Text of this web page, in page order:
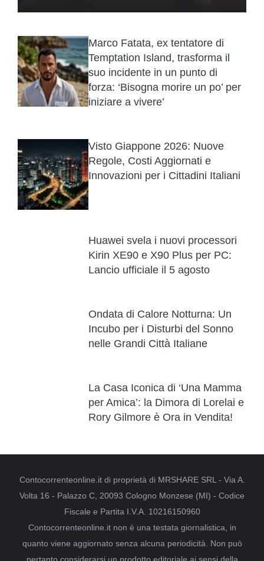
Marco Fatata, ex tentatore di
Temptation Island, trasforma il
suo incidente in un punto di
forza: ‘Bisogna morire un po’ per
iniziare a vivere’
Visto Giappone 2026: Nuove
Regole, Costi Aggiornati e
Innovazioni per i Cittadini Italiani
Huawei svela i nuovi processori
Kirin XE90 e X90 Plus per PC:
Lancio ufficiale il 5 agosto
Ondata di Calore Notturna: Un
Incubo per i Disturbi del Sonno
nelle Grandi Città Italiane
La Casa Iconica di ‘Una Mamma
per Amica’: la Dimora di Lorelai e
Rory Gilmore è Ora in Vendita!
Contocorrenteonline.it di proprietà di MRSHARE SRL - Via A.
Volta 16 - Palazzo C, 20093 Cologno Monzese (MI) - Codice
Fiscale e Partita I.V.A. 10216150960
Contocorrenteonline.it non è una testata giornalistica, in
quanto viene aggiornato senza alcuna periodicità. Non può